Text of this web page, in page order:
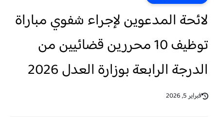
لائحة المدعوين لإجراء شفوي مباراة
توظيف 10 محررين قضائيين من
الدرجة الرابعة بوزارة العدل 2026
فبراير 5, 2026